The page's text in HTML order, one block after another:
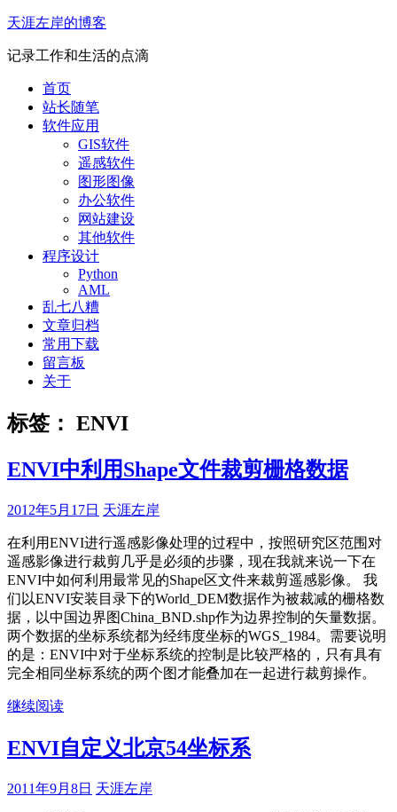
Skip
content
天涯左岸的博客
记录工作和生活的点滴
首页
站长随笔
软件应用
GIS软件
遥感软件
图形图像
办公软件
网站建设
其他软件
程序设计
Python
AML
乱七八糟
文章归档
常用下载
留言板
关于
标签： ENVI
ENVI中利用Shape文件裁剪栅格数据
2012年5月17日 天涯左岸
在利用ENVI进行遥感影像处理的过程中，按照研究区范围对
遥感影像进行裁剪几乎是必须的步骤，现在我就来说一下在
ENVI中如何利用最常见的Shape区文件来裁剪遥感影像。 我
们以ENVI安装目录下的World_DEM数据作为被裁减的栅格数
据，以中国边界图China_BND.shp作为边界控制的矢量数据。
两个数据的坐标系统都为经纬度坐标的WGS_1984。需要说明
的是：ENVI中对于坐标系统的控制是比较严格的，只有具有
完全相同坐标系统的两个图才能叠加在一起进行裁剪操作。
继续阅读
ENVI自定义北京54坐标系
2011年9月8日 天涯左岸